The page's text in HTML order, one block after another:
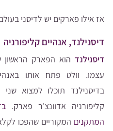
אז אילו פארקים יש לדיסני
דיסנילנד, אנהיים קליפורניה
דיסנילנד הוא הפארק הראשון
בדיסנילנד תוכלו למצוא שני
קליפורניה אדוונצ'ר פארק.
המתקנים